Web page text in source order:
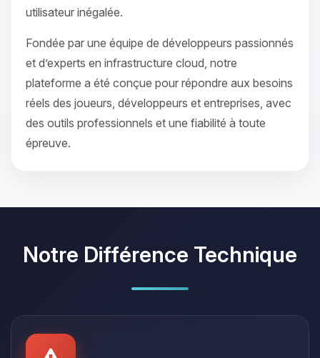
utilisateur inégalée.
Fondée par une équipe de développeurs passionnés
et d’experts en infrastructure cloud, notre
plateforme a été conçue pour répondre aux besoins
réels des joueurs, développeurs et entreprises, avec
des outils professionnels et une fiabilité à toute
épreuve.
Notre Différence Technique
Youpi, enfin quelqu’un pour me